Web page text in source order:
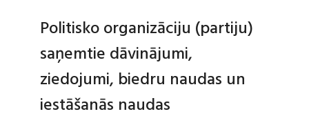
Politisko organizāciju (partiju)
saņemtie dāvinājumi,
ziedojumi, biedru naudas un
iestāšanās naudas